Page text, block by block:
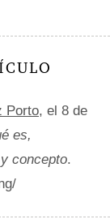
Porto, el 8 de
es,
concepto.